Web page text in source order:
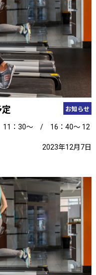
お知らせ
：30～ / 16：40～ 12
2023年12月7日